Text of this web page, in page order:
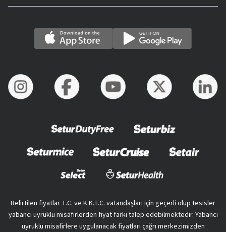
Belirtilen fiyatlar T.C. ve K.K.T.C. vatandaşları için geçerli olup tesisler
yabancı uyruklu misafirlerden fiyat farkı talep edebilmektedir. Yabancı
uyruklu misafirlere uygulanacak fiyatları çağrı merkezimizden